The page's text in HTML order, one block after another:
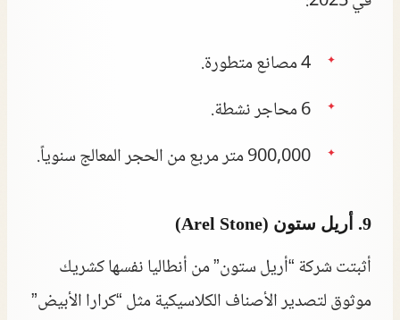
4 مصانع متطورة.
6 محاجر نشطة.
900,000 متر مربع من الحجر المعالج سنوياً.
9. أريل ستون (Arel Stone)
أثبتت شركة “أريل ستون” من أنطاليا نفسها كشريك
موثوق لتصدير الأصناف الكلاسيكية مثل “كرارا الأبيض”